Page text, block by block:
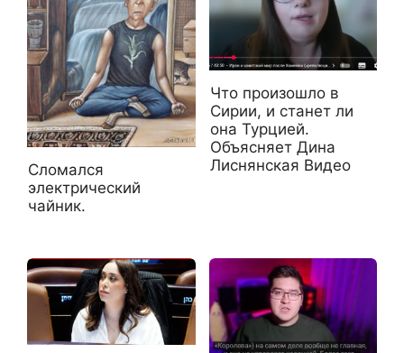
Сломался
электрический
чайник.
Что произошло в
Сирии, и станет ли
она Турцией.
Объясняет Дина
Лиснянская Видео